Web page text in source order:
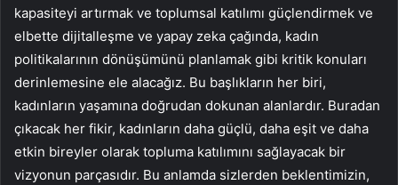
kapasiteyi artırmak ve toplumsal katılımı güçlendirmek ve
elbette dijitalleşme ve yapay zeka çağında, kadın
politikalarının dönüşümünü planlamak gibi kritik konuları
derinlemesine ele alacağız. Bu başlıkların her biri,
kadınların yaşamına doğrudan dokunan alanlardır. Buradan
çıkacak her fikir, kadınların daha güçlü, daha eşit ve daha
etkin bireyler olarak topluma katılımını sağlayacak bir
vizyonun parçasıdır. Bu anlamda sizlerden beklentimizin,